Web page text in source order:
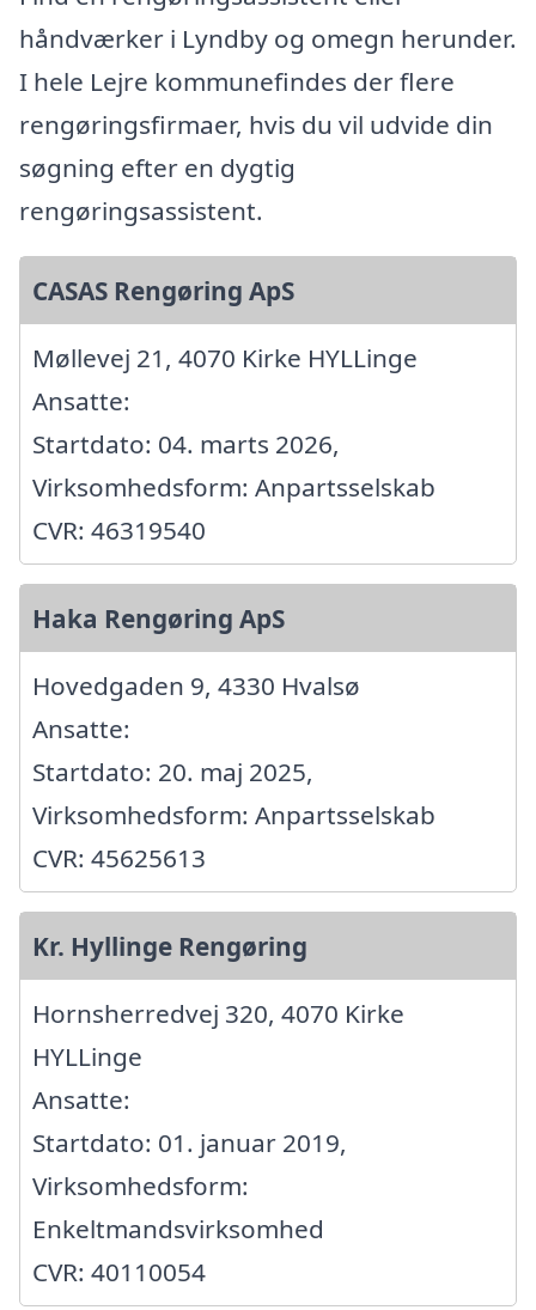
håndværker i Lyndby og omegn herunder.
I hele Lejre kommunefindes der flere
rengøringsfirmaer, hvis du vil udvide din
søgning efter en dygtig
rengøringsassistent.
CASAS Rengøring ApS
Møllevej 21, 4070 Kirke HYLLinge
Ansatte:
Startdato: 04. marts 2026,
Virksomhedsform: Anpartsselskab
CVR: 46319540
Haka Rengøring ApS
Hovedgaden 9, 4330 Hvalsø
Ansatte:
Startdato: 20. maj 2025,
Virksomhedsform: Anpartsselskab
CVR: 45625613
Kr. Hyllinge Rengøring
Hornsherredvej 320, 4070 Kirke
HYLLinge
Ansatte:
Startdato: 01. januar 2019,
Virksomhedsform:
Enkeltmandsvirksomhed
CVR: 40110054